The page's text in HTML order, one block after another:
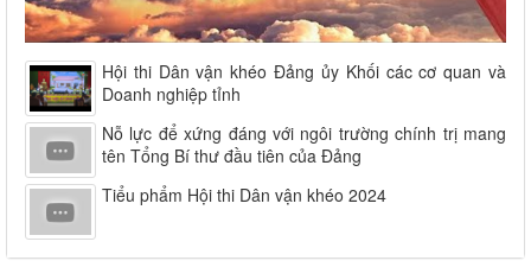
Hội thi Dân vận khéo Đảng ủy Khối các cơ quan và
Doanh nghiệp tỉnh
Nỗ lực để xứng đáng với ngôi trường chính trị mang
tên Tổng Bí thư đầu tiên của Đảng
Tiểu phẩm Hội thi Dân vận khéo 2024